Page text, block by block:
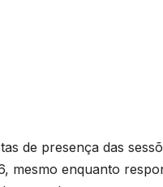
de presença das
mesmo enquanto